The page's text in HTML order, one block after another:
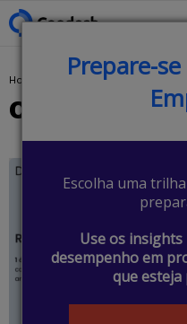
Prepare-
Escolha uma
Use os
desempenho em
que
You are here:
Home Dicionário
O que é